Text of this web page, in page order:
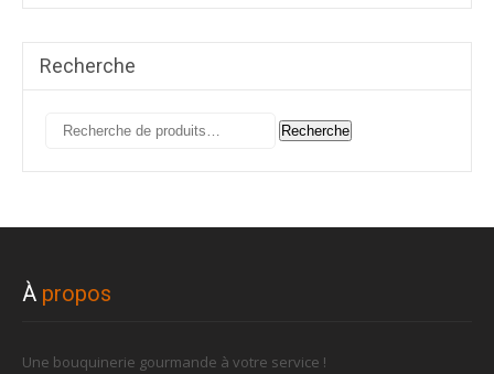
Recherche
Recherche
Recherche
À propos
Une bouquinerie gourmande à votre service !